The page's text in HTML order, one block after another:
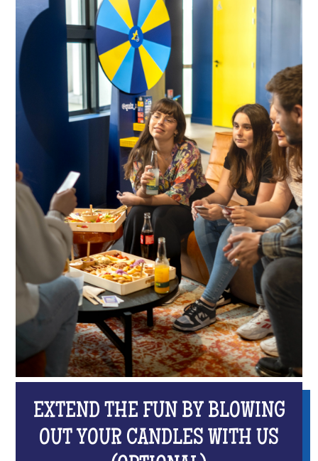
EXTEND THE FUN BY BLOWING
OUT YOUR CANDLES WITH US